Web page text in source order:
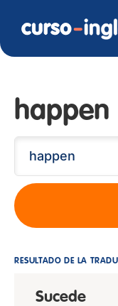
happen
RESULTADO DE LA
Sucede